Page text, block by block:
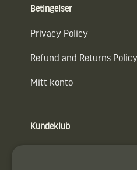
Betingelser
Privacy Policy
Refund and Returns Policy
Mitt konto
Kundeklub